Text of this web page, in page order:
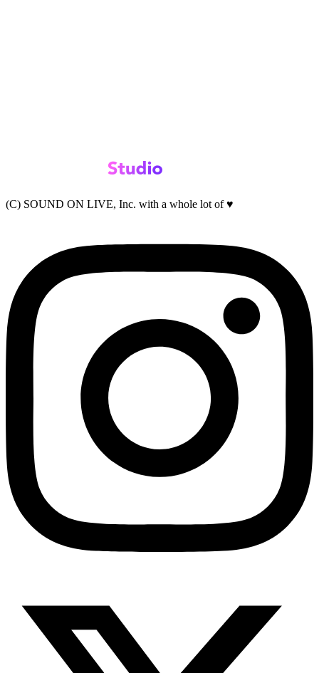
(C) SOUND ON LIVE, Inc. with a whole lot of ♥